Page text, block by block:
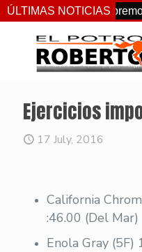
ÚLTIMAS NOTICIAS
Sovereignty supremo en el
Ejercicios
17 July, 2016
California
:46.00 (Del Mar)
Enola Gray (5F)